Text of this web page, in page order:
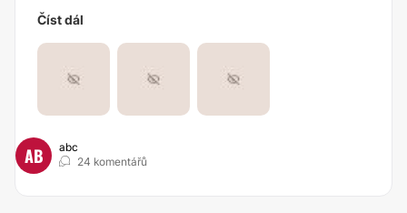
Číst dál
AB
abc
24 komentářů